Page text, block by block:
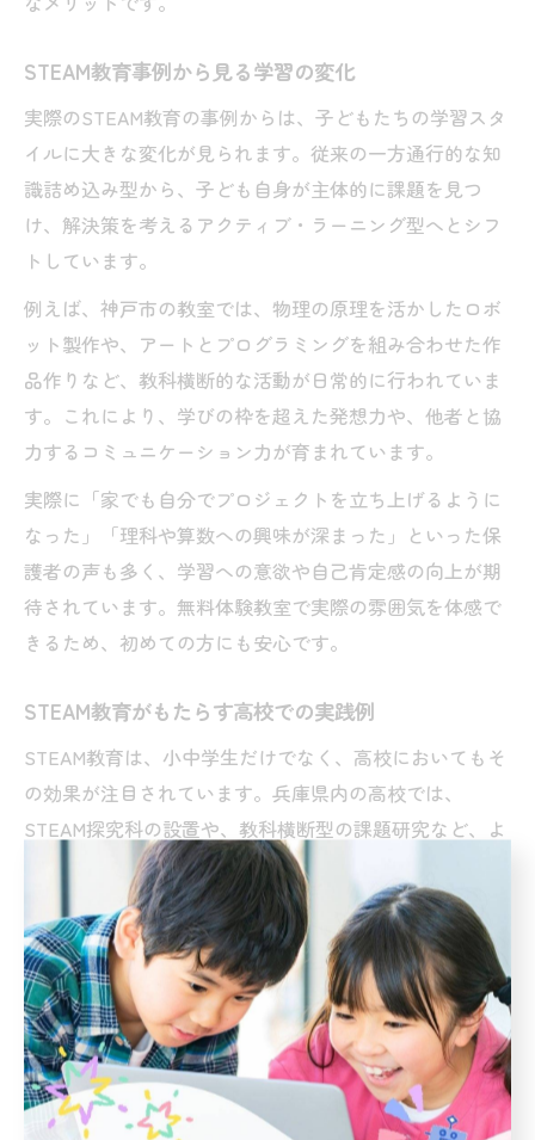
STEAM教育事例から見る学習の変化
実際のSTEAM教育の事例からは、子どもたちの学習スタ
イルに大きな変化が見られます。従来の一方通行的な知
識詰め込み型から、子ども自身が主体的に課題を見つ
け、解決策を考えるアクティブ・ラーニング型へとシフ
トしています。
例えば、神戸市の教室では、物理の原理を活かしたロボ
ット製作や、アートとプログラミングを組み合わせた作
品作りなど、教科横断的な活動が日常的に行われていま
す。これにより、学びの枠を超えた発想力や、他者と協
力するコミュニケーション力が育まれています。
実際に「家でも自分でプロジェクトを立ち上げるように
なった」「理科や算数への興味が深まった」といった保
護者の声も多く、学習への意欲や自己肯定感の向上が期
待されています。無料体験教室で実際の雰囲気を体感で
きるため、初めての方にも安心です。
STEAM教育がもたらす高校での実践例
STEAM教育は、小中学生だけでなく、高校においてもそ
の効果が注目されています。兵庫県内の高校では、
STEAM探究科の設置や、教科横断型の課題研究など、よ
り高度な学びにつながる実践が行われています。
例えば、科学と芸術を融合したプロジェクトや、地域の
課題解決をテーマにした研究活動など、生徒が自らテー
マを設定し、探究・発表する経験が積まれています。こ
れにより、大学進学や将来のキャリア選択に役立つ実践
的な力が身につきます。
高校でのSTEAM教育実践例は、実社会との接続を意識